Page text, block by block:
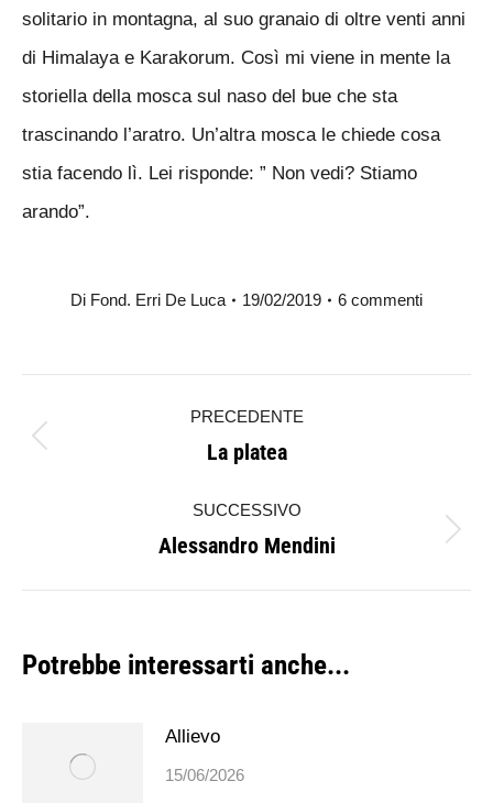
solitario in montagna, al suo granaio di oltre venti anni
di Himalaya e Karakorum. Così mi viene in mente la
storiella della mosca sul naso del bue che sta
trascinando l’aratro. Un’altra mosca le chiede cosa
stia facendo lì. Lei risponde: ” Non vedi? Stiamo
arando”.
Di Fond. Erri De Luca 19/02/2019 6 commenti
tra
PRECEDENTE
Post
La platea
SUCCESSIVO
Prossimo
post:
Alessandro Mendini
Potrebbe interessarti anche...
Allievo
15/06/2026